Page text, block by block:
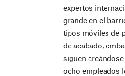
expertos
grande en el
tipos móviles de
de acabado,
siguen
ocho empleados